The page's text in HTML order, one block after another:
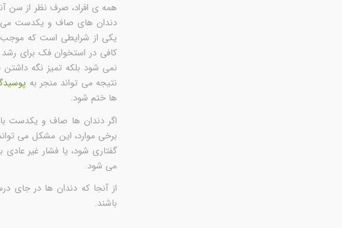
همه ی افراد، صرف نظر از سن
دندان های صاف و یکدست می
یکی از شرایطی است که موجب
کافی در استخوان فک برای
نمی شود بلکه تمیز نگه
نتیجه می تواند منجر به
ها ختم شود.
اگر دندان ها صاف و یکدست
برخی موارد، این مشکل می
گفتاری شود، یا فشار غیر
می شود.
از آنجا که دندان ها در جای
باشند.